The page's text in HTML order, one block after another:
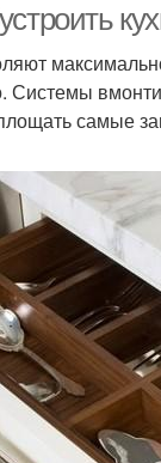
самые